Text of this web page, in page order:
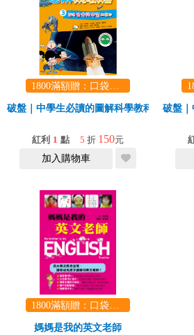
1800滿額贈：口袋玩具一份（隨機出貨） (summer read)
破盤｜中學生必讀的圖解科學教科書3 發現
紅利 1 點 5 折 150元
加入購物車
破盤｜
1800滿額贈：口袋玩具一份（隨機出貨） (summer read)
媽媽是我的英文老師